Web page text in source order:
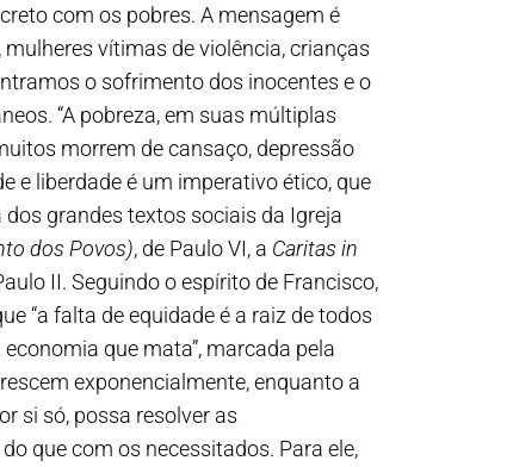
com os pobres. A mensagem é
vítimas de violência, crianças
o sofrimento dos inocentes e o
“A pobreza, em suas múltiplas
morrem de cansaço, depressão
e liberdade é um imperativo ético, que
grandes textos sociais da Igreja
dos Povos), de Paulo VI, a Caritas in
II. Seguindo o espírito de Francisco,
“a falta de equidade é a raiz de todos
que mata”, marcada pela
exponencialmente, enquanto a
si só, possa resolver as
que com os necessitados. Para ele,